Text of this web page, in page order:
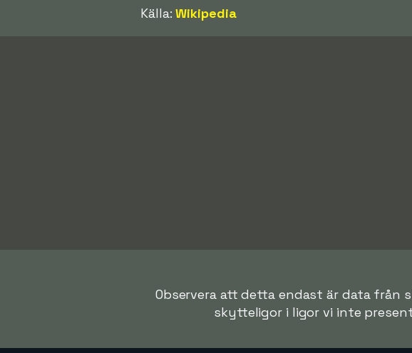
Källa:Wikipedia
Observera att detta endast är data från
skytteligor i ligor vi inte